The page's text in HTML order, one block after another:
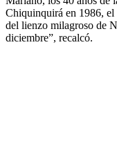
Chiquinquirá en 1986,
del lienzo milagroso de
diciembre”, recalcó.